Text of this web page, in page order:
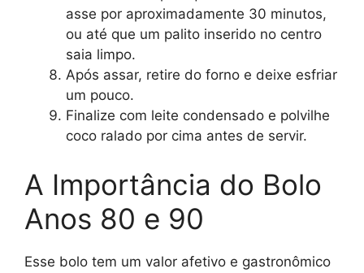
asse por aproximadamente 30 minutos,
ou até que um palito inserido no centro
saia limpo.
Após assar, retire do forno e deixe esfriar
um pouco.
Finalize com leite condensado e polvilhe
coco ralado por cima antes de servir.
A Importância do Bolo
Anos 80 e 90
Esse bolo tem um valor afetivo e gastronômico